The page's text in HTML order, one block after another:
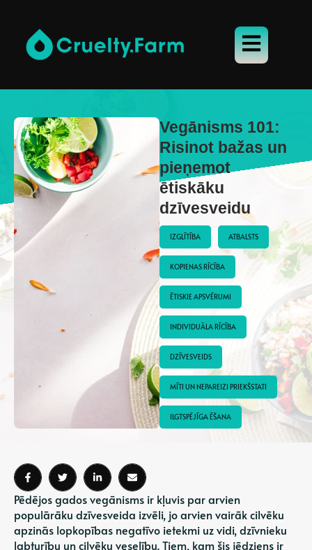
Vegānisms 101:
Risinot bažas un
pieņemot
ētiskāku
dzīvesveidu
IZGLĪTĪBA ATBALSTS
KOPIENAS RĪCĪBA
ĒTISKIE APSVĒRUMI
INDIVIDUĀLA RĪCĪBA
DZĪVESVEIDS
MĪTI UN NEPAREIZI PRIEKŠSTATI
ILGTSPĒJĪGA ĒŠANA
Pēdējos gados vegānisms ir kļuvis par arvien
populārāku dzīvesveida izvēli, jo arvien vairāk cilvēku
apzinās lopkopības negatīvo ietekmi uz vidi, dzīvnieku
labturību un cilvēku veselību. Tiem, kam šis jēdziens ir